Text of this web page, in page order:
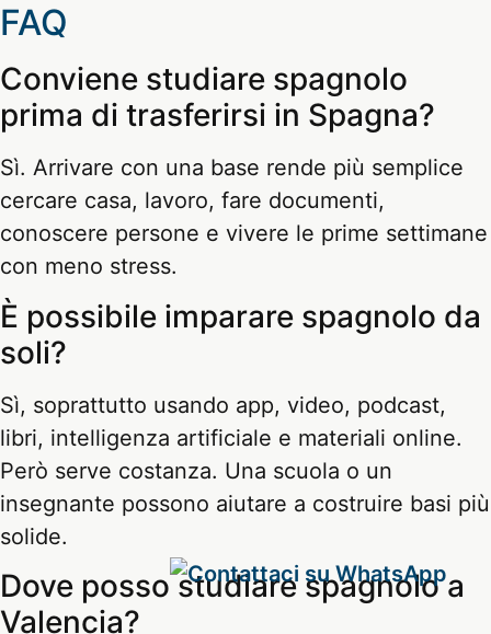
FAQ
Conviene studiare spagnolo
prima di trasferirsi in Spagna?
Sì. Arrivare con una base rende più semplice
cercare casa, lavoro, fare documenti,
conoscere persone e vivere le prime settimane
con meno stress.
È possibile imparare spagnolo da
soli?
Sì, soprattutto usando app, video, podcast,
libri, intelligenza artificiale e materiali online.
Però serve costanza. Una scuola o un
insegnante possono aiutare a costruire basi più
solide.
Dove posso studiare spagnolo a
Valencia?